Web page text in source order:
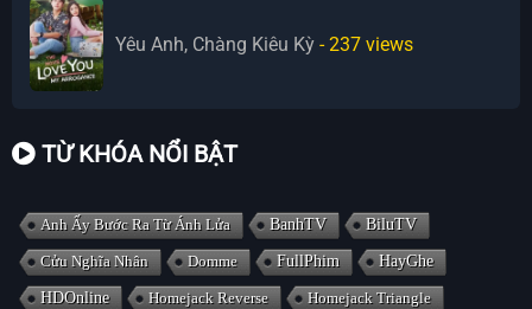
Yêu Anh, Chàng Kiêu Kỳ - 237 views
TỪ KHÓA NỔI BẬT
Anh Ấy Bước Ra Từ Ánh Lửa BanhTV BiluTV
Cửu Nghĩa Nhân Domme FullPhim HayGhe
HDOnline Homejack Reverse Homejack Triangle